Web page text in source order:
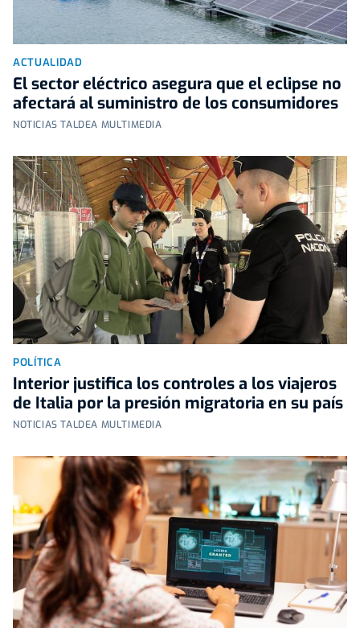
ACTUALIDAD
El sector eléctrico asegura que el eclipse no
afectará al suministro de los consumidores
NOTICIAS TALDEA MULTIMEDIA
POLÍTICA
Interior justifica los controles a los viajeros
de Italia por la presión migratoria en su país
NOTICIAS TALDEA MULTIMEDIA